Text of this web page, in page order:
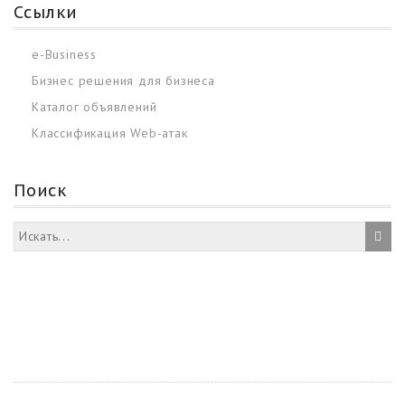
Ссылки
e-Business
Бизнес решения для бизнеса
Каталог объявлений
Классификация Web-атак
Поиск